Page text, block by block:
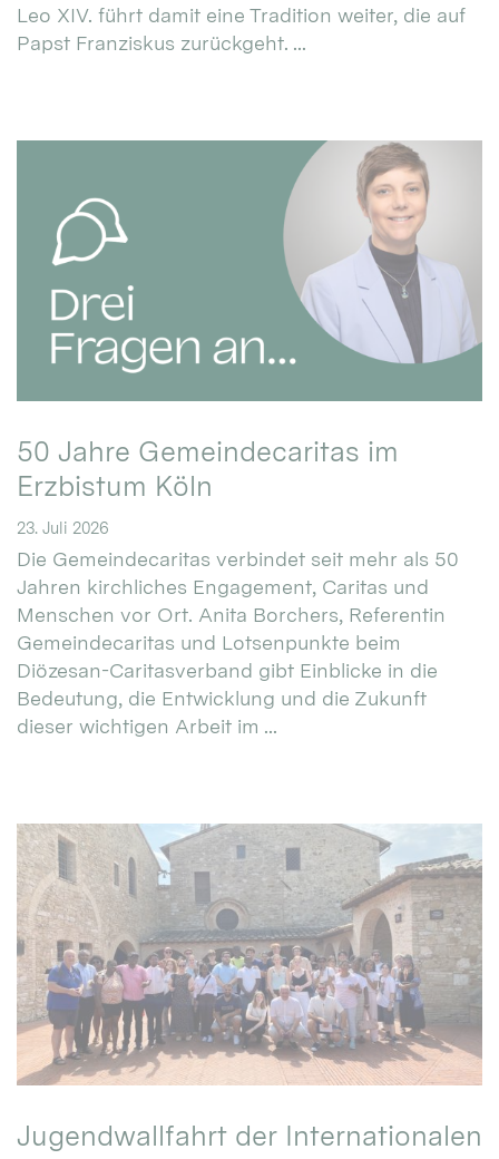
Leo XIV. führt damit eine Tradition weiter, die auf
Papst Franziskus zurückgeht. ...
50 Jahre Gemeindecaritas im
Erzbistum Köln
23. Juli 2026
Die Gemeindecaritas verbindet seit mehr als 50
Jahren kirchliches Engagement, Caritas und
Menschen vor Ort. Anita Borchers, Referentin
Gemeindecaritas und Lotsenpunkte beim
Diözesan-Caritasverband gibt Einblicke in die
Bedeutung, die Entwicklung und die Zukunft
dieser wichtigen Arbeit im ...
Jugendwallfahrt der Internationalen